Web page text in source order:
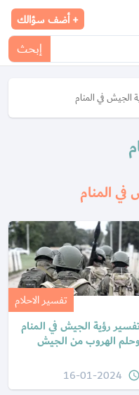
إبحث
+ أضف سؤالك
الجيش في المنام
المنام
تفسير الاحلام
رؤية الجيش في المنام
وحلم الهروب من الجيش
query_builder
16-01-2024